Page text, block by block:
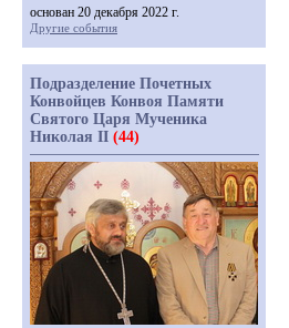
основан 20 декабря 2022 г.
Другие события
Подразделение Почетных
Конвойцев Конвоя Памяти
Святого Царя Мученика
Николая II (44)